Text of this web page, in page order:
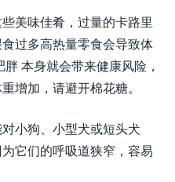
美味佳肴，过量的卡路里
过多高热量零食会导致体
本身就会带来健康风险，
增加，请避开棉花糖。
小狗、小型犬或短头犬
它们的呼吸道狭窄，容易